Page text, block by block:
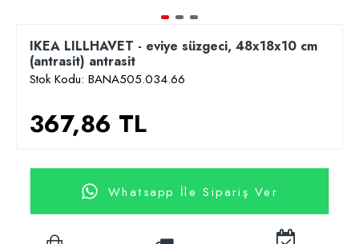
IKEA LILLHAVET - eviye süzgeci, 48x18x10 cm
(antrasit) antrasit
Stok Kodu: BANA505.034.66
367,86 TL
Whatsapp İle Sipariş Ver